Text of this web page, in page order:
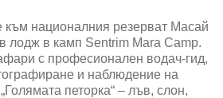
към националния резерват Масай
лодж в камп Sentrim Mara Camp.
с професионален водач-гид,
и наблюдение на
петорка“ – лъв, слон,